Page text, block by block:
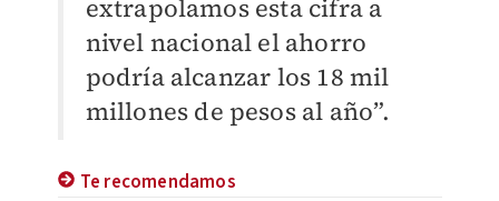
extrapolamos esta cifra a
nivel nacional el ahorro
podría alcanzar los 18 mil
millones de pesos al año”.
Te recomendamos